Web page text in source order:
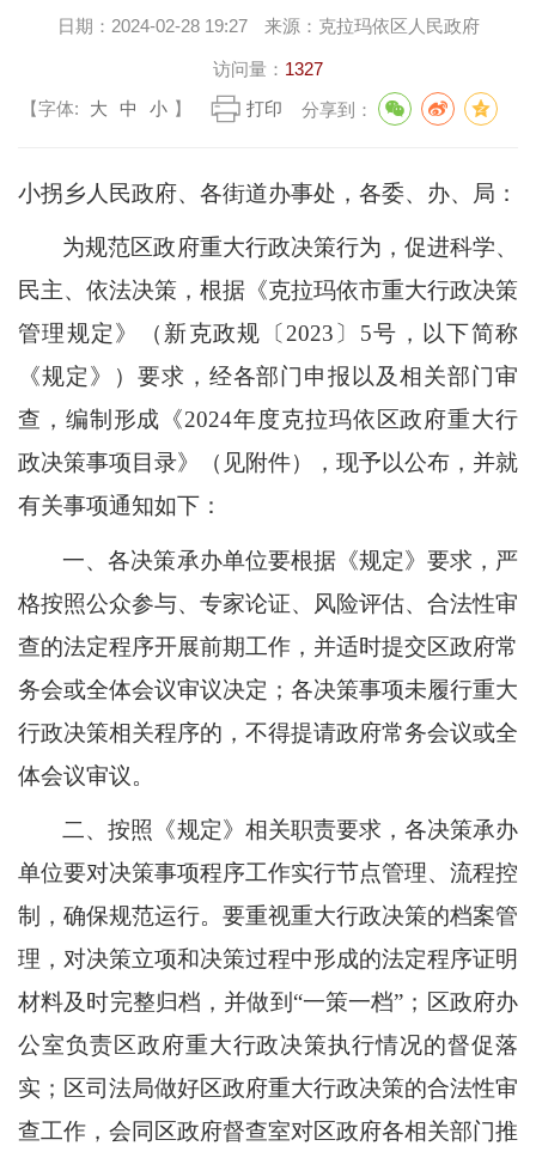
日期： 2024-02-28 19:27 来源： 克拉玛依区人民政府
访问量： 1327
【字体:
大 中 小 】 打印 分享到：
小拐乡人民政府、各街道办事处， 各委、办、局：
为规范区政府重大行政决策行为，促进科学、
民主、依法决策，根据《克拉玛依市重大行政决策
管理规定》（新克政规〔2023 〕 5号，以下简称
《规定》）要求，经各部门申报以及相关部门审
查，编制形成《2024年度克拉玛依区政府重大行
政决策事项目录》（见附件），现予以公布，并就
有关事项通知如下：
一、各决策承办单位要根据《规定》要求，严
格按照公众参与、专家论证、风险评估、合法性审
查的法定程序开展前期工作，并适时提交区政府常
务会或全体会议审议决定 ； 各决策事项未履行重大
行政决策相关程序的，不得提请政府常务会议或全
体会议审议。
二、按照《规定》相关职责要求，各决策承办
单位要对决策事项程序工作实行节点管理、流程控
制，确保规范运行。要重视重大行政决策的档案管
理，对决策立项和决策过程中形成的法定程序证明
材料及时完整归档，并做到 “一策一档” ；区政府办
公室负责区政府重大行政决策执行情况的督促落
实；区司法局做好区政府重大行政决策的合法性审
查工作，会同区政府督查室对区政府各相关部门推